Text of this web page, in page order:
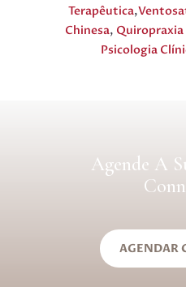
Terapêutica,
Chinesa, Quiropraxia
Psicologia
Agende A
AGENDAR